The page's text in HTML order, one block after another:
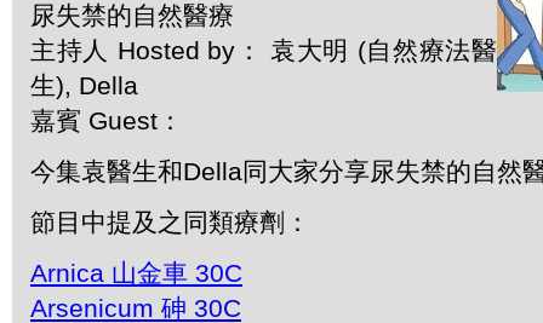
尿失禁的自然醫療
主持人 Hosted by： 袁大明 (自然療法醫
生), Della
嘉賓 Guest：
今集袁醫生和Della同大家分享尿失禁的自然
節目中提及之同類療劑：
Arnica 山金車 30C
Arsenicum 砷 30C